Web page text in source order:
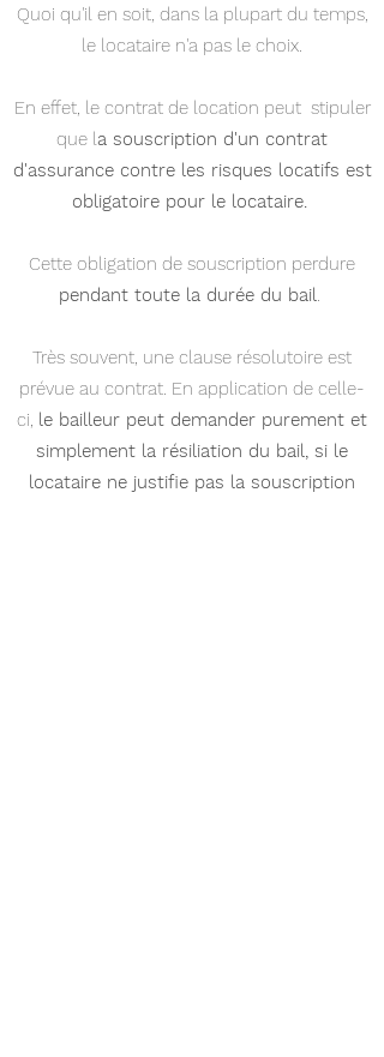
Quoi qu'il en soit, dans la plupart du temps,
le locataire n'a pas le choix.
En effet, le contrat de location peut stipuler
que la souscription d'un contrat
d'assurance contre les risques locatifs est
obligatoire pour le locataire.
Cette obligation de souscription perdure
pendant toute la durée du bail.
Très souvent, une clause résolutoire est
prévue au contrat. En application de celle-
ci, le bailleur peut demander purement et
simplement la résiliation du bail, si le
locataire ne justifie pas la souscription